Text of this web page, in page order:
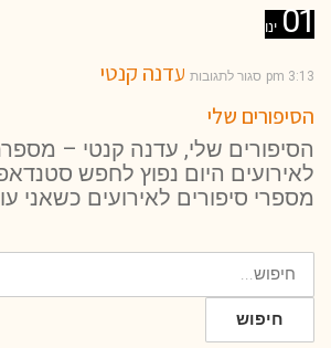
01 ינו
3:13 pm סגור לתגובות עדנה קנטי
הסיפורים שלי
הסיפורים שלי, עדנה קנטי –
לאירועים היום נפוץ לחפש
מספרי סיפורים לאירועים כשאני
חיפוש
עבור:
חיפוש